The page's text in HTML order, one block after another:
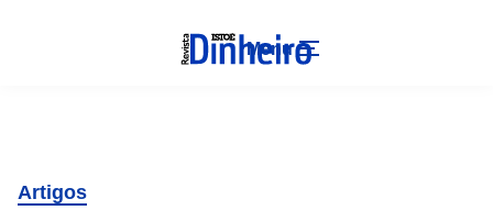
Menu
Artigos